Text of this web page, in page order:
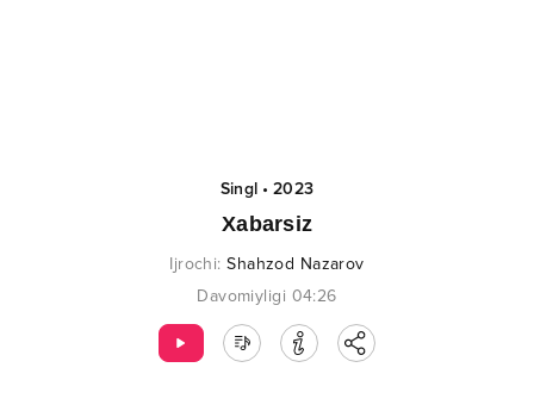
Singl•2023
Xabarsiz
Ijrochi:Shahzod Nazarov
Davomiyligi 04:26